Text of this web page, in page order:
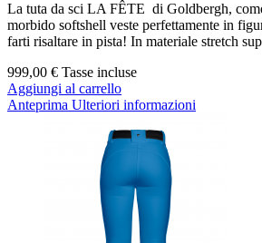
La tuta da sci LA FÊTE di Goldbergh,
morbido softshell veste perfettamente in
farti risaltare in pista! In materiale stretch
999,00 € Tasse incluse
Aggiungi al carrello
Anteprima Ulteriori informazioni